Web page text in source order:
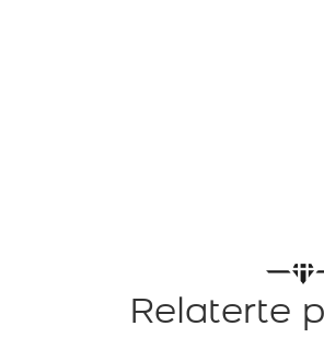
Relaterte